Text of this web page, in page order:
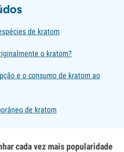
de kratom
o kratom?
e o consumo de kratom ao
de kratom
cada vez mais popularidade